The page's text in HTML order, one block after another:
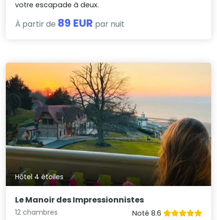
votre escapade à deux.
À partir de 89 EUR par nuit
Hôtel 4 étoiles
Le Manoir des Impressionnistes
12 chambres
Noté 8.6